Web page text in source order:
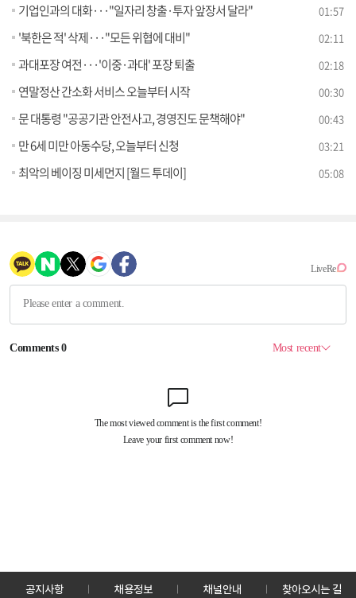
기업인과의 대화···"일자리 창출·투자 앞장서 달라" 01:57
'북한은 적' 삭제···"모든 위협에 대비" 02:11
과대포장 여전···'이중·과대' 포장 퇴출 02:18
연말정산 간소화 서비스 오늘부터 시작 00:30
문 대통령 "공공기관 안전사고, 경영진도 문책해야" 00:43
만 6세 미만 아동수당, 오늘부터 신청 03:21
최악의 베이징 미세먼지 [월드 투데이] 05:08
공지사항 채용정보 채널안내 찾아오시는 길